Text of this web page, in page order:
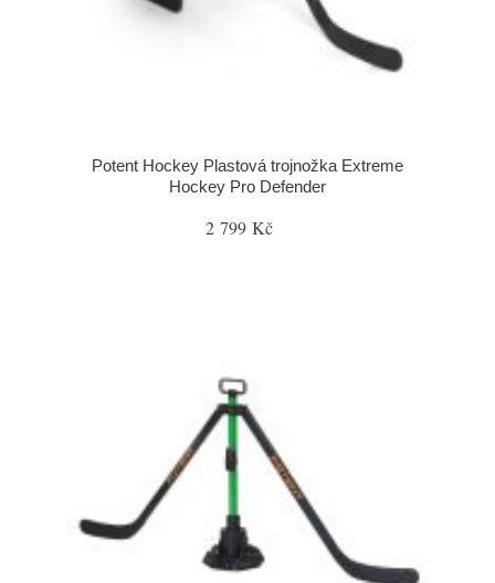
Potent Hockey Plastová trojnožka Extreme
Hockey Pro Defender
2 799 Kč